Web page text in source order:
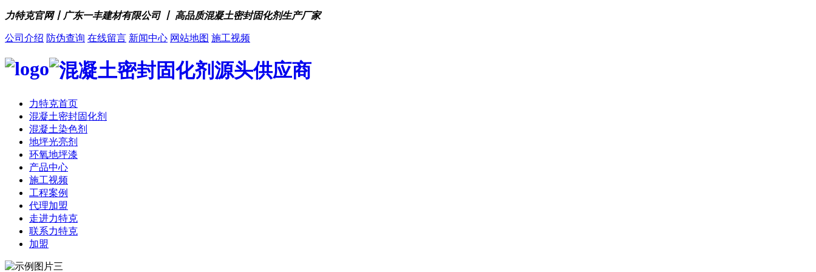
力特克官网丨广东一丰建材有限公司 丨 高品质混凝土密封固化剂生产厂家
公司介绍 防伪查询 在线留言 新闻中心 网站地图 施工视频
力特克首页
混凝土密封固化剂
混凝土染色剂
地坪光亮剂
环氧地坪漆
产品中心
施工视频
工程案例
代理加盟
走进力特克
联系力特克
加盟